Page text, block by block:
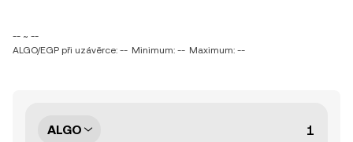
-- ~ --
ALGO/EGP při uzávěrce: -- Minimum: -- Maximum: --
ALGO